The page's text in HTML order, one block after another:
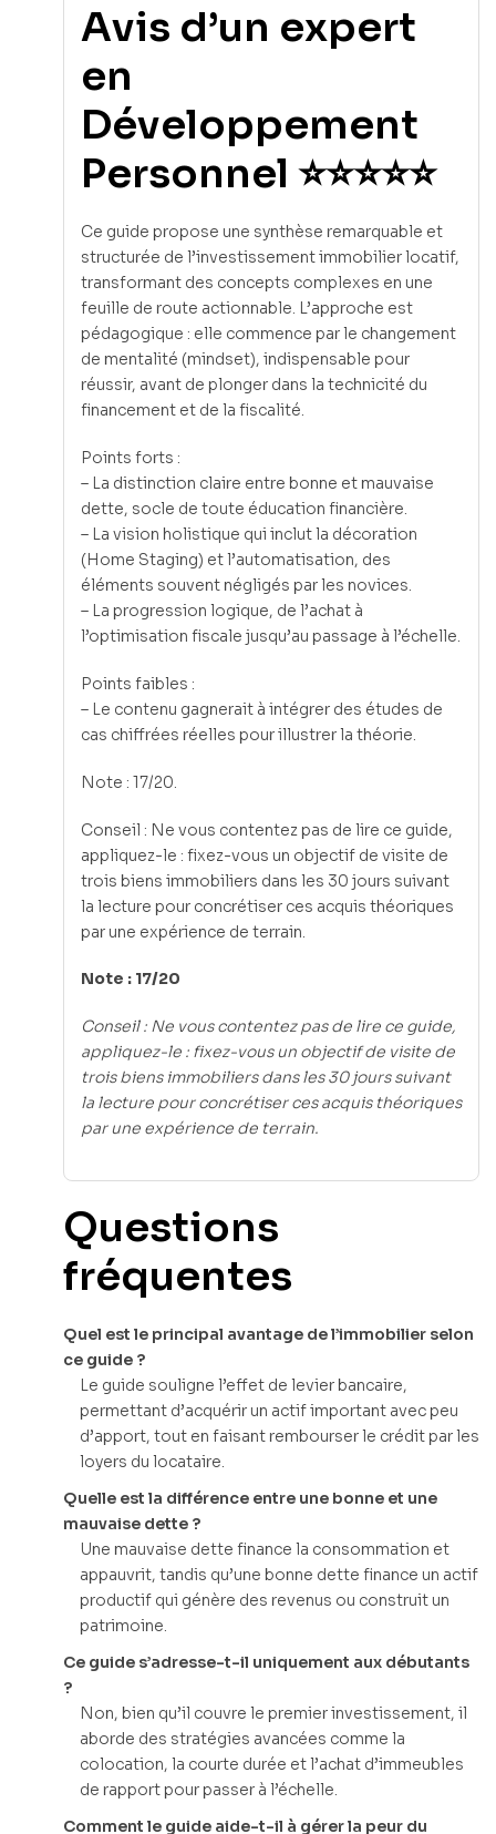
Avis d’un expert
en
Développement
Personnel ⭐⭐⭐⭐⭐
Ce guide propose une synthèse remarquable et
structurée de l’investissement immobilier locatif,
transformant des concepts complexes en une
feuille de route actionnable. L’approche est
pédagogique : elle commence par le changement
de mentalité (mindset), indispensable pour
réussir, avant de plonger dans la technicité du
financement et de la fiscalité.
Points forts :
– La distinction claire entre bonne et mauvaise
dette, socle de toute éducation financière.
– La vision holistique qui inclut la décoration
(Home Staging) et l’automatisation, des
éléments souvent négligés par les novices.
– La progression logique, de l’achat à
l’optimisation fiscale jusqu’au passage à l’échelle.
Points faibles :
– Le contenu gagnerait à intégrer des études de
cas chiffrées réelles pour illustrer la théorie.
Note : 17/20.
Conseil : Ne vous contentez pas de lire ce guide,
appliquez-le : fixez-vous un objectif de visite de
trois biens immobiliers dans les 30 jours suivant
la lecture pour concrétiser ces acquis théoriques
par une expérience de terrain.
Note : 17/20
Conseil : Ne vous contentez pas de lire ce guide,
appliquez-le : fixez-vous un objectif de visite de
trois biens immobiliers dans les 30 jours suivant
la lecture pour concrétiser ces acquis théoriques
par une expérience de terrain.
Questions
fréquentes
Quel est le principal avantage de l’immobilier selon
ce guide ?
Le guide souligne l’effet de levier bancaire,
permettant d’acquérir un actif important avec peu
d’apport, tout en faisant rembourser le crédit par les
loyers du locataire.
Quelle est la différence entre une bonne et une
mauvaise dette ?
Une mauvaise dette finance la consommation et
appauvrit, tandis qu’une bonne dette finance un actif
productif qui génère des revenus ou construit un
patrimoine.
Ce guide s’adresse-t-il uniquement aux débutants
?
Non, bien qu’il couvre le premier investissement, il
aborde des stratégies avancées comme la
colocation, la courte durée et l’achat d’immeubles
de rapport pour passer à l’échelle.
Comment le guide aide-t-il à gérer la peur du